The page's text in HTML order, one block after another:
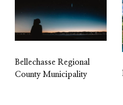
Bellechasse Regional
County Municipality